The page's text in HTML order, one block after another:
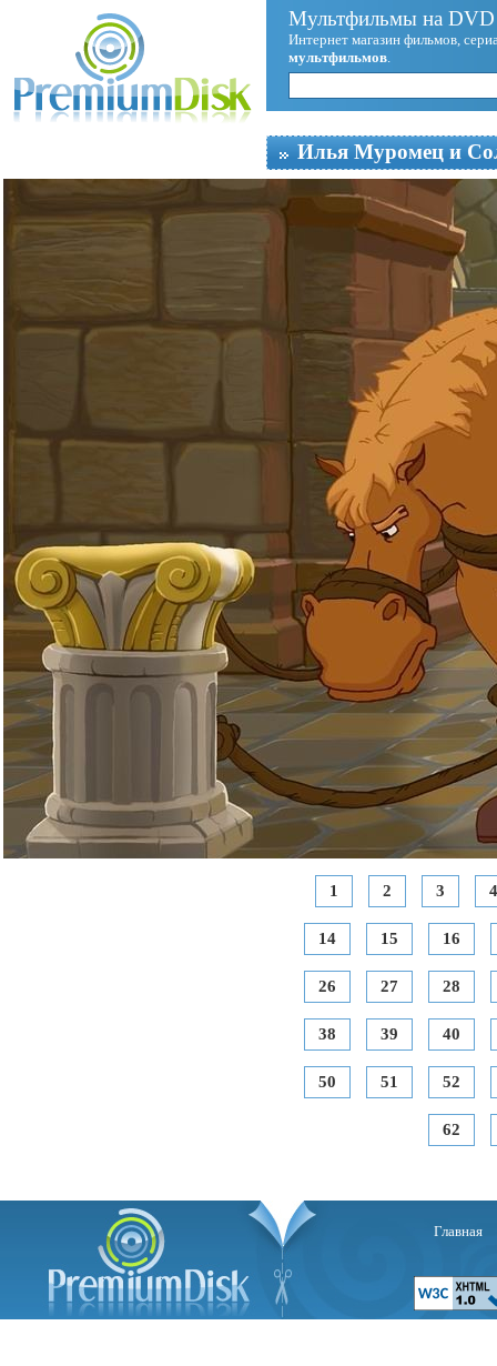
Мультфильмы на
Интернет магазин фильмов,
мультфильмов.
Илья Муромец и
1 2 3 4
14 15 16
26 27 28
38 39 40
50 51 52
62
Главная